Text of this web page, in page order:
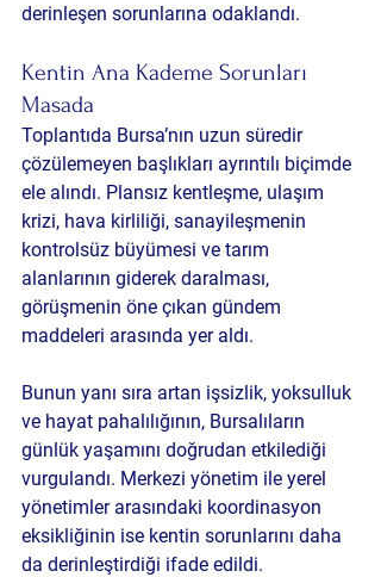
derinleşen sorunlarına odaklandı.
Kentin Ana Kademe Sorunları
Masada
Toplantıda Bursa’nın uzun süredir
çözülemeyen başlıkları ayrıntılı biçimde
ele alındı. Plansız kentleşme, ulaşım
krizi, hava kirliliği, sanayileşmenin
kontrolsüz büyümesi ve tarım
alanlarının giderek daralması,
görüşmenin öne çıkan gündem
maddeleri arasında yer aldı.
Bunun yanı sıra artan işsizlik, yoksulluk
ve hayat pahalılığının, Bursalıların
günlük yaşamını doğrudan etkilediği
vurgulandı. Merkezi yönetim ile yerel
yönetimler arasındaki koordinasyon
eksikliğinin ise kentin sorunlarını daha
da derinleştirdiği ifade edildi.